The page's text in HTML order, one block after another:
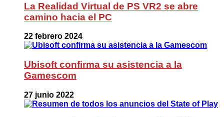
La Realidad Virtual de PS VR2 se abre
camino hacia el PC
22 febrero 2024
Ubisoft confirma su asistencia a la
Gamescom
27 junio 2022